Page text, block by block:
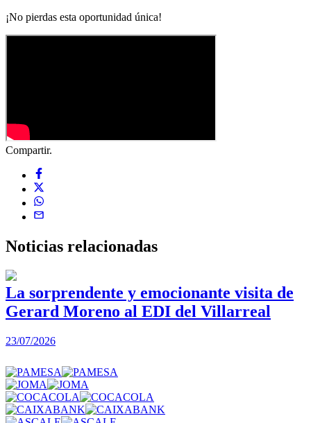
¡No pierdas esta oportunidad única!
Compartir.
Noticias relacionadas
La sorprendente y emocionante visita de
Gerard Moreno al EDI del Villarreal
23/07/2026